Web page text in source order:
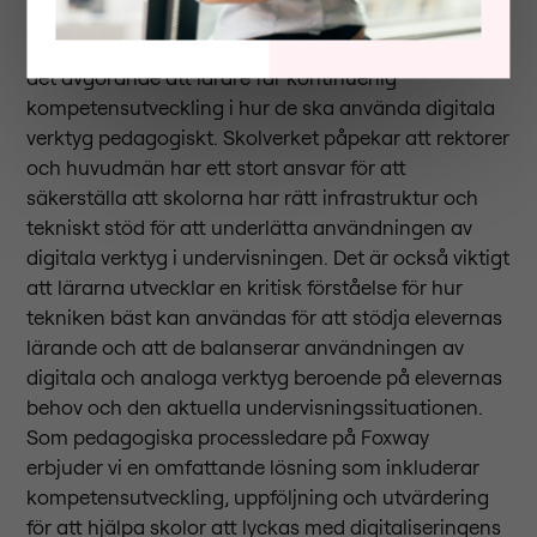
För att digital undervisning ska bli framgångsrik är
det avgörande att lärare får kontinuerlig
kompetensutveckling i hur de ska använda digitala
verktyg pedagogiskt. Skolverket påpekar att rektorer
och huvudmän har ett stort ansvar för att
säkerställa att skolorna har rätt infrastruktur och
tekniskt stöd för att underlätta användningen av
digitala verktyg i undervisningen. Det är också viktigt
att lärarna utvecklar en kritisk förståelse för hur
tekniken bäst kan användas för att stödja elevernas
lärande och att de balanserar användningen av
digitala och analoga verktyg beroende på elevernas
behov och den aktuella undervisningssituationen.
Som pedagogiska processledare på Foxway
erbjuder vi en omfattande lösning som inkluderar
kompetensutveckling, uppföljning och utvärdering
för att hjälpa skolor att lyckas med digitaliseringens